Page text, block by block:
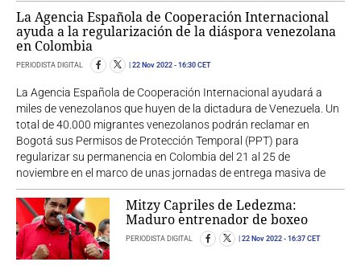
La Agencia Española de Cooperación Internacional
ayuda a la regularización de la diáspora venezolana
en Colombia
PERIODISTA DIGITAL 22 Nov 2022 - 16:30 CET
La Agencia Española de Cooperación Internacional ayudará a
miles de venezolanos que huyen de la dictadura de Venezuela. Un
total de 40.000 migrantes venezolanos podrán reclamar en
Bogotá sus Permisos de Protección Temporal (PPT) para
regularizar su permanencia en Colombia del 21 al 25 de
noviembre en el marco de unas jornadas de entrega masiva de
Mitzy Capriles de Ledezma:
Maduro entrenador de boxeo
PERIODISTA DIGITAL 22 Nov 2022 - 16:37 CET